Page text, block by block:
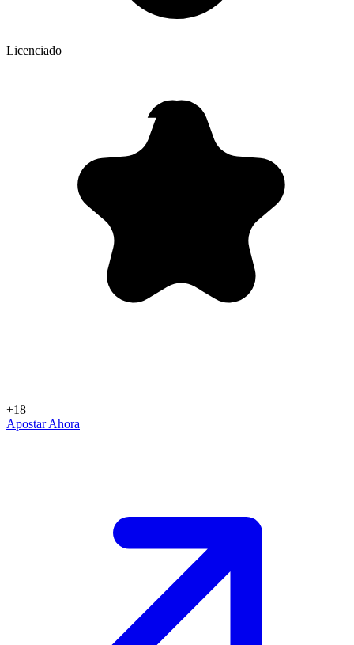
Licenciado
+18
Apostar Ahora